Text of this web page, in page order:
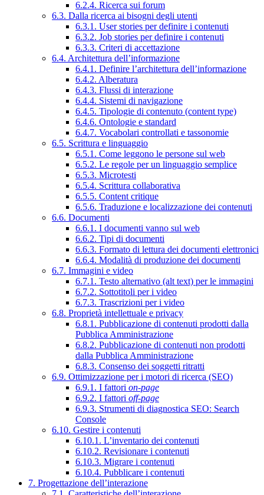
6.2.4. Ricerca sui forum
6.3. Dalla ricerca ai bisogni degli utenti
6.3.1. User stories per definire i contenuti
6.3.2. Job stories per definire i contenuti
6.3.3. Criteri di accettazione
6.4. Architettura dell’informazione
6.4.1. Definire l’architettura dell’informazione
6.4.2. Alberatura
6.4.3. Flussi di interazione
6.4.4. Sistemi di navigazione
6.4.5. Tipologie di contenuto (content type)
6.4.6. Ontologie e standard
6.4.7. Vocabolari controllati e tassonomie
6.5. Scrittura e linguaggio
6.5.1. Come leggono le persone sul web
6.5.2. Le regole per un linguaggio semplice
6.5.3. Microtesti
6.5.4. Scrittura collaborativa
6.5.5. Content critique
6.5.6. Traduzione e localizzazione dei contenuti
6.6. Documenti
6.6.1. I documenti vanno sul web
6.6.2. Tipi di documenti
6.6.3. Formato di lettura dei documenti elettronici
6.6.4. Modalità di produzione dei documenti
6.7. Immagini e video
6.7.1. Testo alternativo (alt text) per le immagini
6.7.2. Sottotitoli per i video
6.7.3. Trascrizioni per i video
6.8. Proprietà intellettuale e privacy
6.8.1. Pubblicazione di contenuti prodotti dalla
Pubblica Amministrazione
6.8.2. Pubblicazione di contenuti non prodotti
dalla Pubblica Amministrazione
6.8.3. Consenso dei soggetti ritratti
6.9. Ottimizzazione per i motori di ricerca (SEO)
6.9.1. I fattori on-page
6.9.2. I fattori off-page
6.9.3. Strumenti di diagnostica SEO: Search
Console
6.10. Gestire i contenuti
6.10.1. L’inventario dei contenuti
6.10.2. Revisionare i contenuti
6.10.3. Migrare i contenuti
6.10.4. Pubblicare i contenuti
7. Progettazione dell’interazione